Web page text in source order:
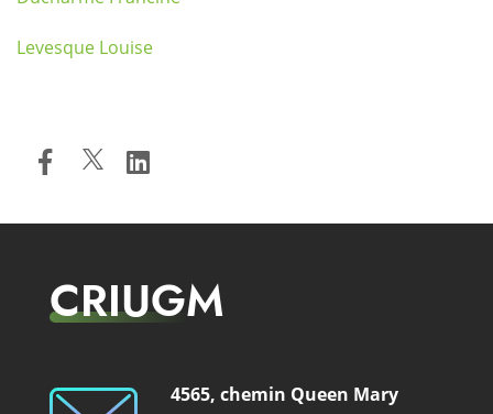
Levesque Louise
CRIUGM
4565, chemin Queen Mary